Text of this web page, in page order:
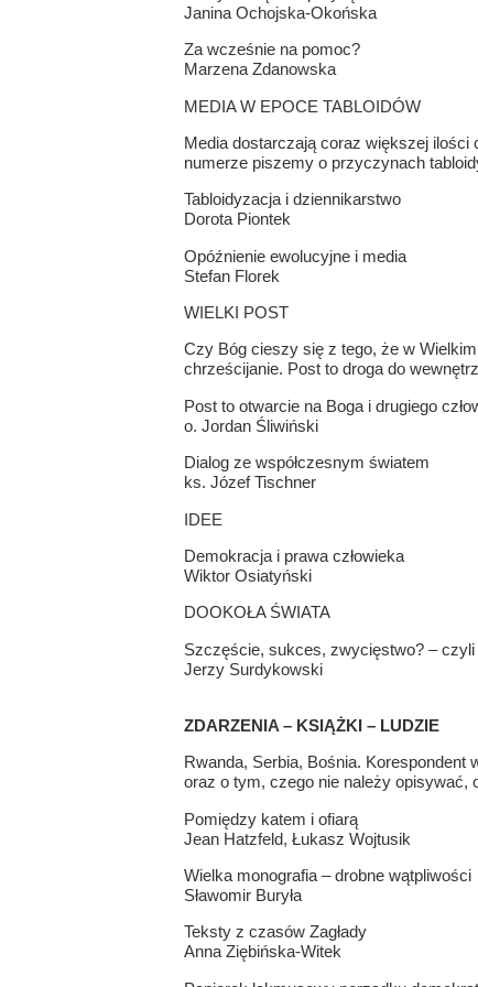
Janina Ochojska-Okońska
Za wcześnie na pomoc?
Marzena Zdanowska
MEDIA W EPOCE TABLOIDÓW
Media dostarczają coraz większej ilości
numerze piszemy o przyczynach
Tabloidyzacja i dziennikarstwo
Dorota Piontek
Opóźnienie ewolucyjne i media
Stefan Florek
WIELKI POST
Czy Bóg cieszy się z tego, że w
chrześcijanie. Post to droga do
Post to otwarcie na Boga i drugiego
o. Jordan Śliwiński
Dialog ze współczesnym światem
ks. Józef Tischner
IDEE
Demokracja i prawa człowieka
Wiktor Osiatyński
DOOKOŁA ŚWIATA
Szczęście, sukces, zwycięstwo? – czyli
Jerzy Surdykowski
ZDARZENIA – KSIĄŻKI – LUDZIE
Rwanda, Serbia, Bośnia. Korespondent
oraz o tym, czego nie należy opisywać,
Pomiędzy katem i ofiarą
Jean Hatzfeld, Łukasz Wojtusik
Wielka monografia – drobne wątpliwości
Sławomir Buryła
Teksty z czasów Zagłady
Anna Ziębińska-Witek